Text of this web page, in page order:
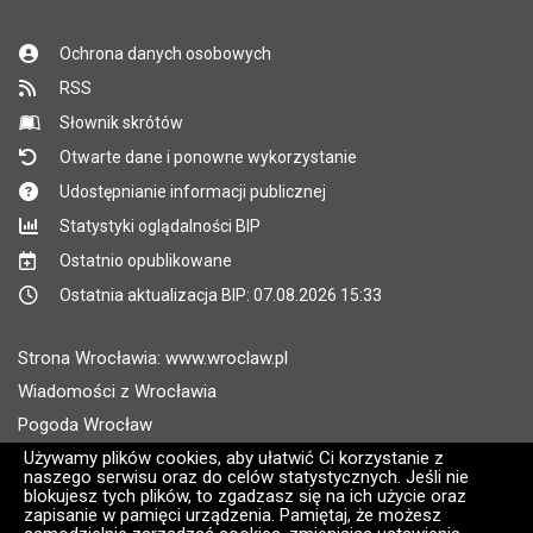
Używamy plików cookies, aby ułatwić Ci korzystanie z
naszego serwisu oraz do celów statystycznych. Jeśli nie
blokujesz tych plików, to zgadzasz się na ich użycie oraz
zapisanie w pamięci urządzenia. Pamiętaj, że możesz
Ochrona danych osobowych
RSS
Słownik skrótów
Otwarte dane i ponowne wykorzystanie
Udostępnianie informacji publicznej
Statystyki oglądalności BIP
Ostatnio opublikowane
Ostatnia aktualizacja BIP: 07.08.2026 15:33
Strona Wrocławia: www.wroclaw.pl
Wiadomości z Wrocławia
Pogoda Wrocław
Rozkłady jazdy MPK Wrocław
Administratorem wroclaw.pl jest: ARAW